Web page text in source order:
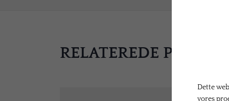
RELATEREDE
Dette
vores